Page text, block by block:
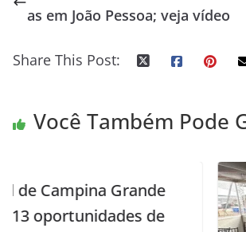
as em João Pessoa; veja vídeo
Share This Post:
Você Também Pode